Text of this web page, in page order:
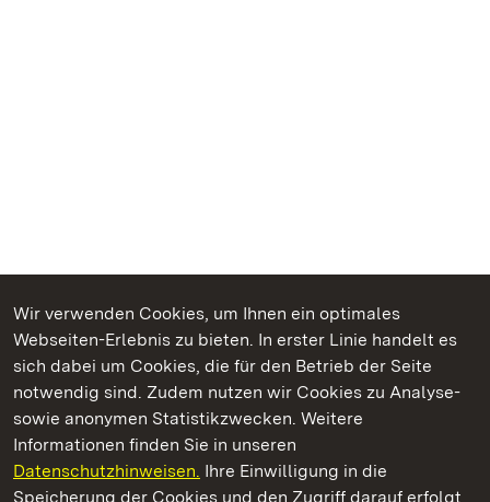
Wir verwenden Cookies, um Ihnen ein optimales
Webseiten-Erlebnis zu bieten. In erster Linie handelt es
sich dabei um Cookies, die für den Betrieb der Seite
notwendig sind. Zudem nutzen wir Cookies zu Analyse-
sowie anonymen Statistikzwecken. Weitere
Informationen finden Sie in unseren
Datenschutzhinweisen. Ihre Einwilligung in die
Speicherung der Cookies und den Zugriff darauf erfolgt
Kommen. Staunen. Genießen.
Staatliche Schlösser und Gärten Baden‑Württemberg